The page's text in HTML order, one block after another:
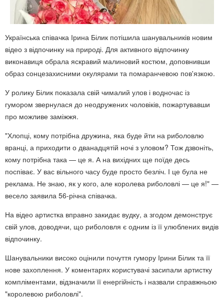
Українська співачка Ірина Білик потішила шанувальників новим
відео з відпочинку на природі. Для активного відпочинку
виконавиця обрала яскравий малиновий костюм, доповнивши
образ сонцезахисними окулярами та помаранчевою пов'язкою.
У ролику Білик показала свій чималий улов і водночас із
гумором звернулася до неодружених чоловіків, пожартувавши
про можливе заміжжя.
"Хлопці, кому потрібна дружина, яка буде йти на риболовлю
вранці, а приходити о дванадцятій ночі з уловом? Тож дзвоніть,
кому потрібна така — це я. А на вихідних ще поїде десь
поспіває. У вас вільного часу буде просто безліч. І це була не
реклама. Не знаю, як у кого, але королева риболовлі — це я!" —
весело заявила 56-річна співачка.
На відео артистка вправно закидає вудку, а згодом демонструє
свій улов, доводячи, що риболовля є одним із її улюблених видів
відпочинку.
Шанувальники високо оцінили почуття гумору Ірини Білик та її
нове захоплення. У коментарях користувачі засипали артистку
компліментами, відзначили її енергійність і назвали справжньою
"королевою риболовлі".